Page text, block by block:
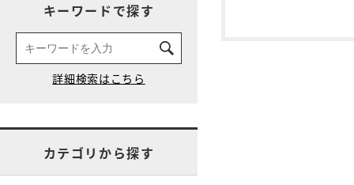
キーワードで探す
カテゴリから探す